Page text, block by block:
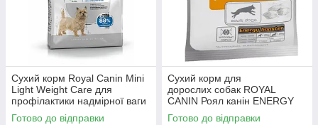
Сухий корм Royal Canin Mini
Light Weight Care для
профілактики надмірної ваги
у собак дрібних порід 3 кг
Готово до відправки
Сухий корм для
дорослих собак ROYAL
CANIN Роял канін ENERGY
50 гр термін до 09.2026
Готово до відправки